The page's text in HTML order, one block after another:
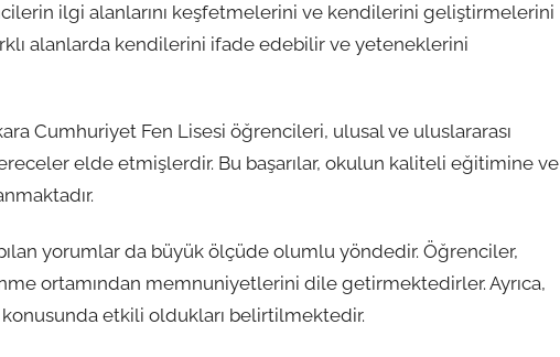
ilgi alanlarını keşfetmelerini ve kendilerini geliştirmelerini
alanlarda kendilerini ifade edebilir ve yeteneklerini
Cumhuriyet Fen Lisesi öğrencileri, ulusal ve uluslararası
elde etmişlerdir. Bu başarılar, okulun kaliteli eğitimine ve
yorumlar da büyük ölçüde olumlu yöndedir. Öğrenciler,
ortamından memnuniyetlerini dile getirmektedirler. Ayrıca,
etkili oldukları belirtilmektedir.